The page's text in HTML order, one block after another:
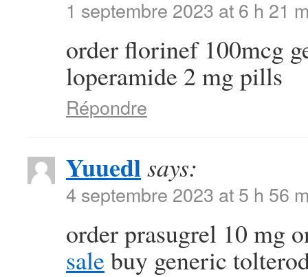
1 septembre 2023 at 6 h 21
order florinef 100mcg
loperamide 2 mg pills
Répondre
Yuuedlsays:
4 septembre 2023 at 5 h 56
order prasugrel 10 mg
sale buy generic